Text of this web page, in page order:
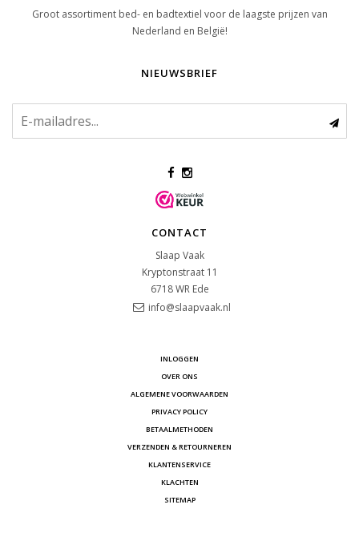
Groot assortiment bed- en badtextiel voor de laagste prijzen van
Nederland en België!
NIEUWSBRIEF
CONTACT
Slaap Vaak
Kryptonstraat 11
6718 WR Ede
info@slaapvaak.nl
INLOGGEN
OVER ONS
ALGEMENE VOORWAARDEN
PRIVACY POLICY
BETAALMETHODEN
VERZENDEN & RETOURNEREN
KLANTENSERVICE
KLACHTEN
SITEMAP